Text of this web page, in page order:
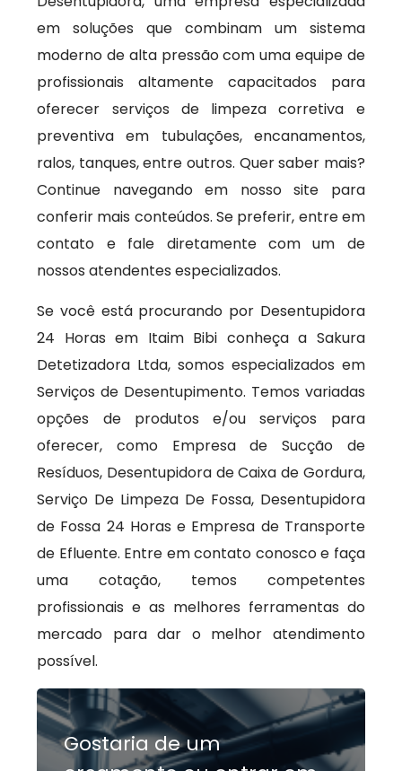
em soluções que combinam um sistema
moderno de alta pressão com uma equipe de
profissionais altamente capacitados para
oferecer serviços de limpeza corretiva e
preventiva em tubulações, encanamentos,
ralos, tanques, entre outros. Quer saber mais?
Continue navegando em nosso site para
conferir mais conteúdos. Se preferir, entre em
contato e fale diretamente com um de
nossos atendentes especializados.
Se você está procurando por Desentupidora
24 Horas em Itaim Bibi conheça a Sakura
Detetizadora Ltda, somos especializados em
Serviços de Desentupimento. Temos variadas
opções de produtos e/ou serviços para
oferecer, como Empresa de Sucção de
Resíduos, Desentupidora de Caixa de Gordura,
Serviço De Limpeza De Fossa, Desentupidora
de Fossa 24 Horas e Empresa de Transporte
de Efluente. Entre em contato conosco e faça
uma cotação, temos competentes
profissionais e as melhores ferramentas do
mercado para dar o melhor atendimento
possível.
Gostaria de um